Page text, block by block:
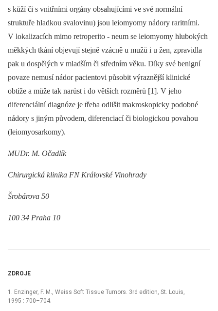
s kůží či s vnitřními orgány obsahujícími ve své normální
struktuře hladkou svalovinu) jsou leiomyomy nádory raritními.
V lokalizacích mimo retroperito -⁠ neum se leiomyomy hlubokých
měkkých tkání objevují stejně vzácně u mužů i u žen, zpravidla
pak u dospělých v mladším či středním věku. Díky své benigní
povaze nemusí nádor pacientovi působit výraznější klinické
obtíže a může tak narůst i do větších rozměrů [1]. V jeho
diferenciální diagnóze je třeba odlišit makroskopicky podobné
nádory s jiným původem, diferenciací či biologickou povahou
(leiomyosarkomy).
MUDr. M. Očadlík
Chirurgická klinika FN Královské Vinohrady
Šrobárova 50
100 34 Praha 10
ZDROJE
1. Enzinger, F. M., Weiss Soft Tissue Tumors. 3rd edition, St. Louis,
1995 : 700–704.